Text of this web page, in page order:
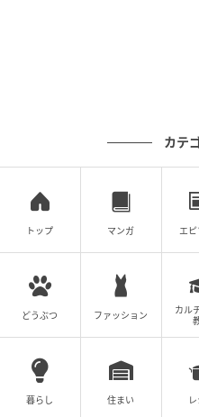
michill
お茶を入れてわざとボト
中身がこぼれなかったの
ときも安心。結露もそこ
カテ
トップ マンガ エ
どうぶつ ファッション
カル
暮らし 住まい